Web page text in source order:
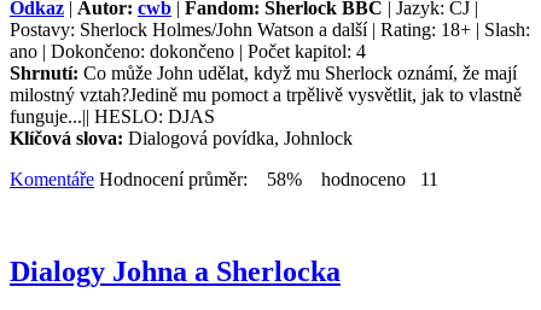
Odkaz | Autor: cwb | Fandom: Sherlock BBC | Jazyk: ČJ |
Postavy: Sherlock Holmes/John Watson a další | Rating: 18+ | Slash:
ano | Dokončeno: dokončeno | Počet kapitol: 4
Shrnutí: Co může John udělat, když mu Sherlock oznámí, že mají
milostný vztah?Jedině mu pomoct a trpělivě vysvětlit, jak to vlastně
funguje...|| HESLO: DJAS
Klíčová slova: Dialogová povídka, Johnlock
Komentáře Hodnocení průměr: 58% hodnoceno 11
Dialogy Johna a Sherlocka